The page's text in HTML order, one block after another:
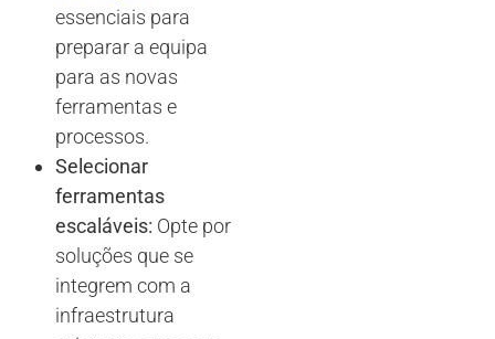
essenciais para
preparar a equipa
para as novas
ferramentas e
processos.
Selecionar
ferramentas
escaláveis: Opte por
soluções que se
integrem com a
infraestrutura